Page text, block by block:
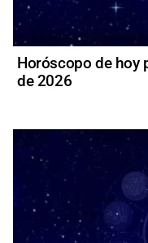
Horóscopo de hoy
de 2026